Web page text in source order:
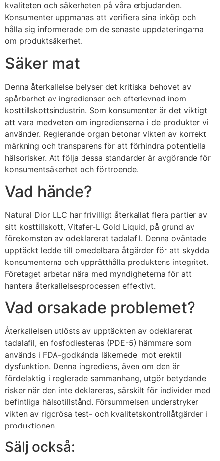
kvaliteten och säkerheten på våra erbjudanden.
Konsumenter uppmanas att verifiera sina inköp och
hålla sig informerade om de senaste uppdateringarna
om produktsäkerhet.
Säker mat
Denna återkallelse belyser det kritiska behovet av
spårbarhet av ingredienser och efterlevnad inom
kosttillskottsindustrin. Som konsumenter är det viktigt
att vara medveten om ingredienserna i de produkter vi
använder. Reglerande organ betonar vikten av korrekt
märkning och transparens för att förhindra potentiella
hälsorisker. Att följa dessa standarder är avgörande för
konsumentsäkerhet och förtroende.
Vad hände?
Natural Dior LLC har frivilligt återkallat flera partier av
sitt kosttillskott, Vitafer-L Gold Liquid, på grund av
förekomsten av odeklarerat tadalafil. Denna oväntade
upptäckt ledde till omedelbara åtgärder för att skydda
konsumenterna och upprätthålla produktens integritet.
Företaget arbetar nära med myndigheterna för att
hantera återkallelsesprocessen effektivt.
Vad orsakade problemet?
Återkallelsen utlösts av upptäckten av odeklarerat
tadalafil, en fosfodiesteras (PDE-5) hämmare som
används i FDA-godkända läkemedel mot erektil
dysfunktion. Denna ingrediens, även om den är
fördelaktig i reglerade sammanhang, utgör betydande
risker när den inte deklareras, särskilt för individer med
befintliga hälsotillstånd. Försummelsen understryker
vikten av rigorösa test- och kvalitetskontrollåtgärder i
produktionen.
Sälj också: